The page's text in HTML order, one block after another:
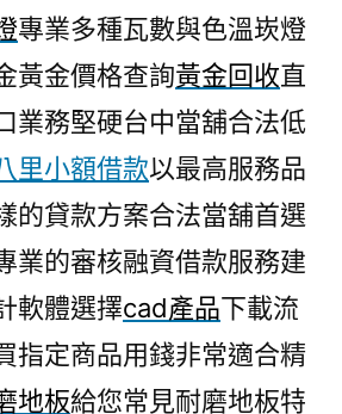
專業多種瓦數與色溫崁燈
黃金價格查詢黃金回收直
業務堅硬台中當舖合法低
里小額借款以最高服務品
的貸款方案合法當舖首選
業的審核融資借款服務建
軟體選擇cad產品下載流
指定商品用錢非常適合精
地板給您常見耐磨地板特